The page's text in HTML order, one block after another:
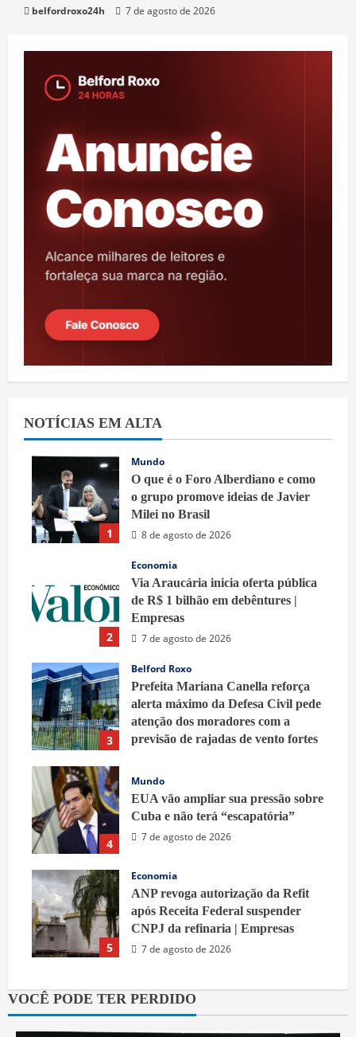
belfordroxo24h
7 de agosto de 2026
NOTÍCIAS EM ALTA
1
Mundo
O que é o Foro Alberdiano e como
o grupo promove ideias de Javier
Milei no Brasil
8 de agosto de 2026
2
Economia
Via Araucária inicia oferta pública
de R$ 1 bilhão em debêntures |
Empresas
7 de agosto de 2026
3
Belford Roxo
Prefeita Mariana Canella reforça
alerta máximo da Defesa Civil pede
atenção dos moradores com a
previsão de rajadas de vento fortes
4
Mundo
EUA vão ampliar sua pressão sobre
Cuba e não terá “escapatória”
7 de agosto de 2026
5
Economia
ANP revoga autorização da Refit
após Receita Federal suspender
CNPJ da refinaria | Empresas
7 de agosto de 2026
VOCÊ PODE TER PERDIDO